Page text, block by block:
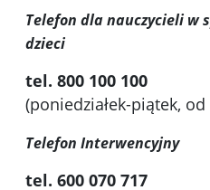
Telefon dla nauczycieli w
dzieci
tel. 800 100 100
(poniedziałek-piątek, od
Telefon Interwencyjny
tel. 600 070 717